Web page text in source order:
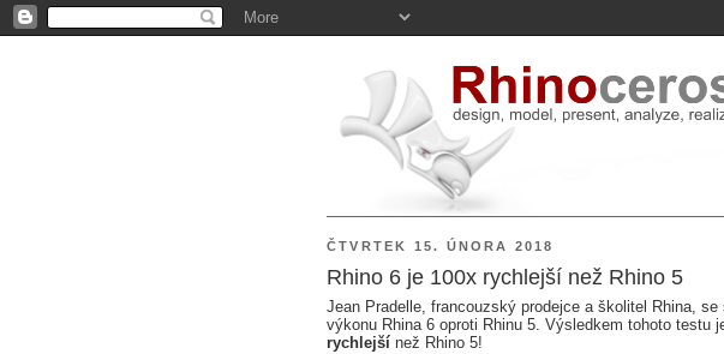
ČTVRTEK 15. ÚNORA 2018
Rhino 6 je 100x rychlejší než Rhino 5
Jean Pradelle, francouzský prodejce a školitel Rhina,
výkonu Rhina 6 oproti Rhinu 5. Výsledkem tohoto testu
rychlejší než Rhino 5!